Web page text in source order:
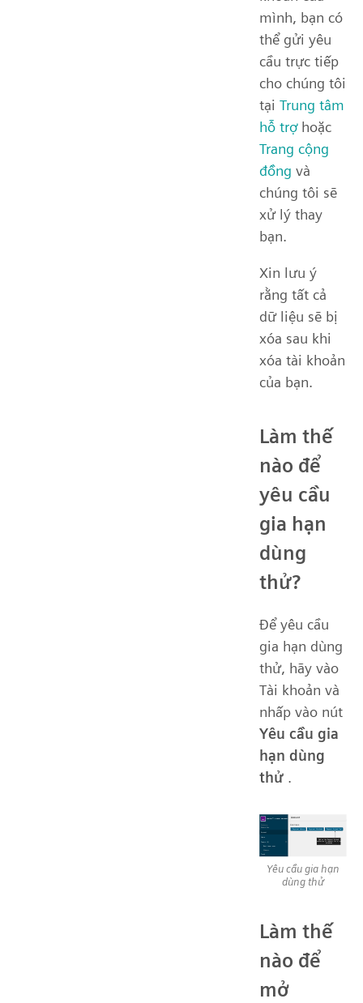
mình, bạn có
thể gửi yêu
cầu trực tiếp
cho chúng tôi
tại Trung tâm
hỗ trợhoặc
Trang cộng
đồng và
chúng tôi sẽ
xử lý thay
bạn.
Xin lưu ý
rằng tất cả
dữ liệu sẽ bị
xóa sau khi
xóa tài khoản
của bạn.
Làm thế
nào để
yêu cầu
gia hạn
dùng
thử?
Để yêu cầu
gia hạn dùng
thử, hãy vào
Tài khoản và
nhấp vào nút
Yêu cầu gia
hạn dùng
thử .
Yêu cầu gia hạn
dùng thử
Làm thế
nào để
mở